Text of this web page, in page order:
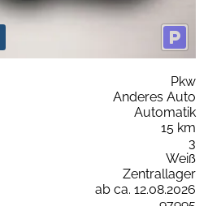
Pkw
Anderes Auto
Automatik
15 km
3
Weiß
Zentrallager
ab ca. 12.08.2026